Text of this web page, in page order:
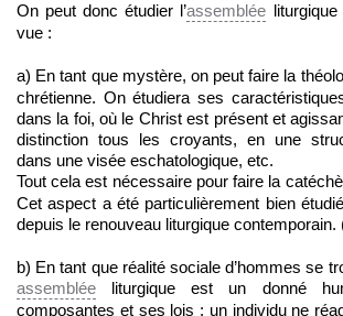
On peut donc étudier l’assemblée
vue :
a) En tant que mystère, on peut faire la
chrétienne. On étudiera ses
dans la foi, où le Christ est présent et
distinction tous les croyants, en une
dans une visée eschatologique, etc.
Tout cela est nécessaire pour faire la
Cet aspect a été particulièrement bien
depuis le renouveau liturgique contemporain.
b) En tant que réalité sociale d’hommes se
assemblée liturgique est un donné
composantes et ses lois : un individu ne